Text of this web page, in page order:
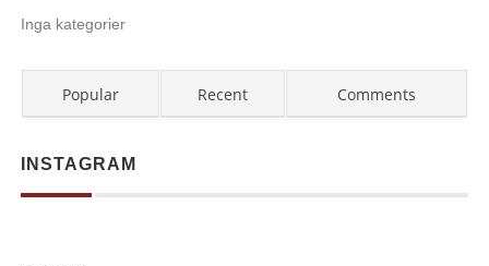
Inga kategorier
Popular Recent Comments
INSTAGRAM